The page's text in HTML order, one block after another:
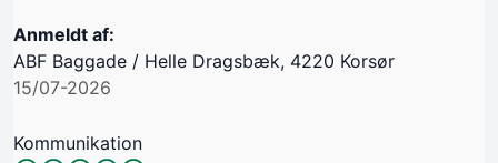
Anmeldt af:
ABF Baggade / Helle Dragsbæk, 4220 Korsør
15/07-2026
Kommunikation